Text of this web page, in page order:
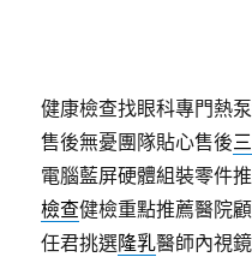
健康檢查找眼科專門熱
售後無憂團隊貼心售後
電腦藍屏硬體組裝零件
檢查健檢重點推薦醫院
任君挑選隆乳醫師內視